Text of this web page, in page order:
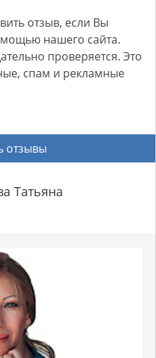
отзыв, если Вы
нашего сайта.
проверяется. Это
спам и рекламные
отзывы
Татьяна